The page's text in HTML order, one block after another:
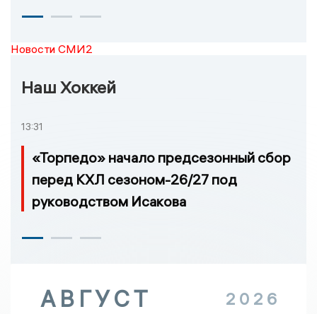
Новости СМИ2
Наш Хоккей
13:31
«Торпедо» начало предсезонный сбор
перед КХЛ сезоном-26/27 под
руководством Исакова
АВГУСТ 2026